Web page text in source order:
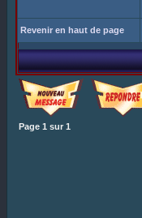
Revenir en haut de page
Page 1 sur 1